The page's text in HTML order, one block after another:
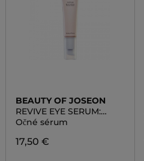
BEAUTY OF JOSEON
REVIVE EYE SERUM:
GINSENG + RETINAL
Očné sérum
17,50 €